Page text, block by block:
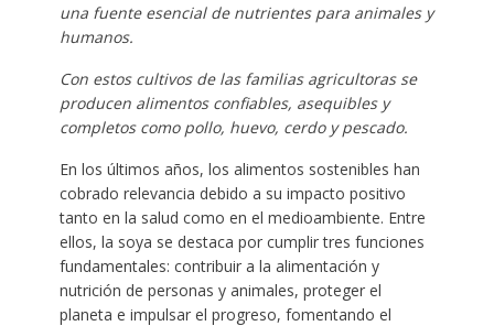
una fuente esencial de nutrientes para animales y
humanos.
Con estos cultivos de las familias agricultoras se
producen alimentos confiables, asequibles y
completos como pollo, huevo, cerdo y pescado.
En los últimos años, los alimentos sostenibles han
cobrado relevancia debido a su impacto positivo
tanto en la salud como en el medioambiente. Entre
ellos, la soya se destaca por cumplir tres funciones
fundamentales: contribuir a la alimentación y
nutrición de personas y animales, proteger el
planeta e impulsar el progreso, fomentando el